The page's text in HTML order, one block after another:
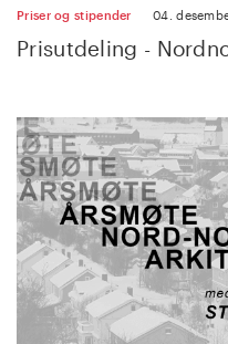
Priser og stipender 04.
Prisutdeling -